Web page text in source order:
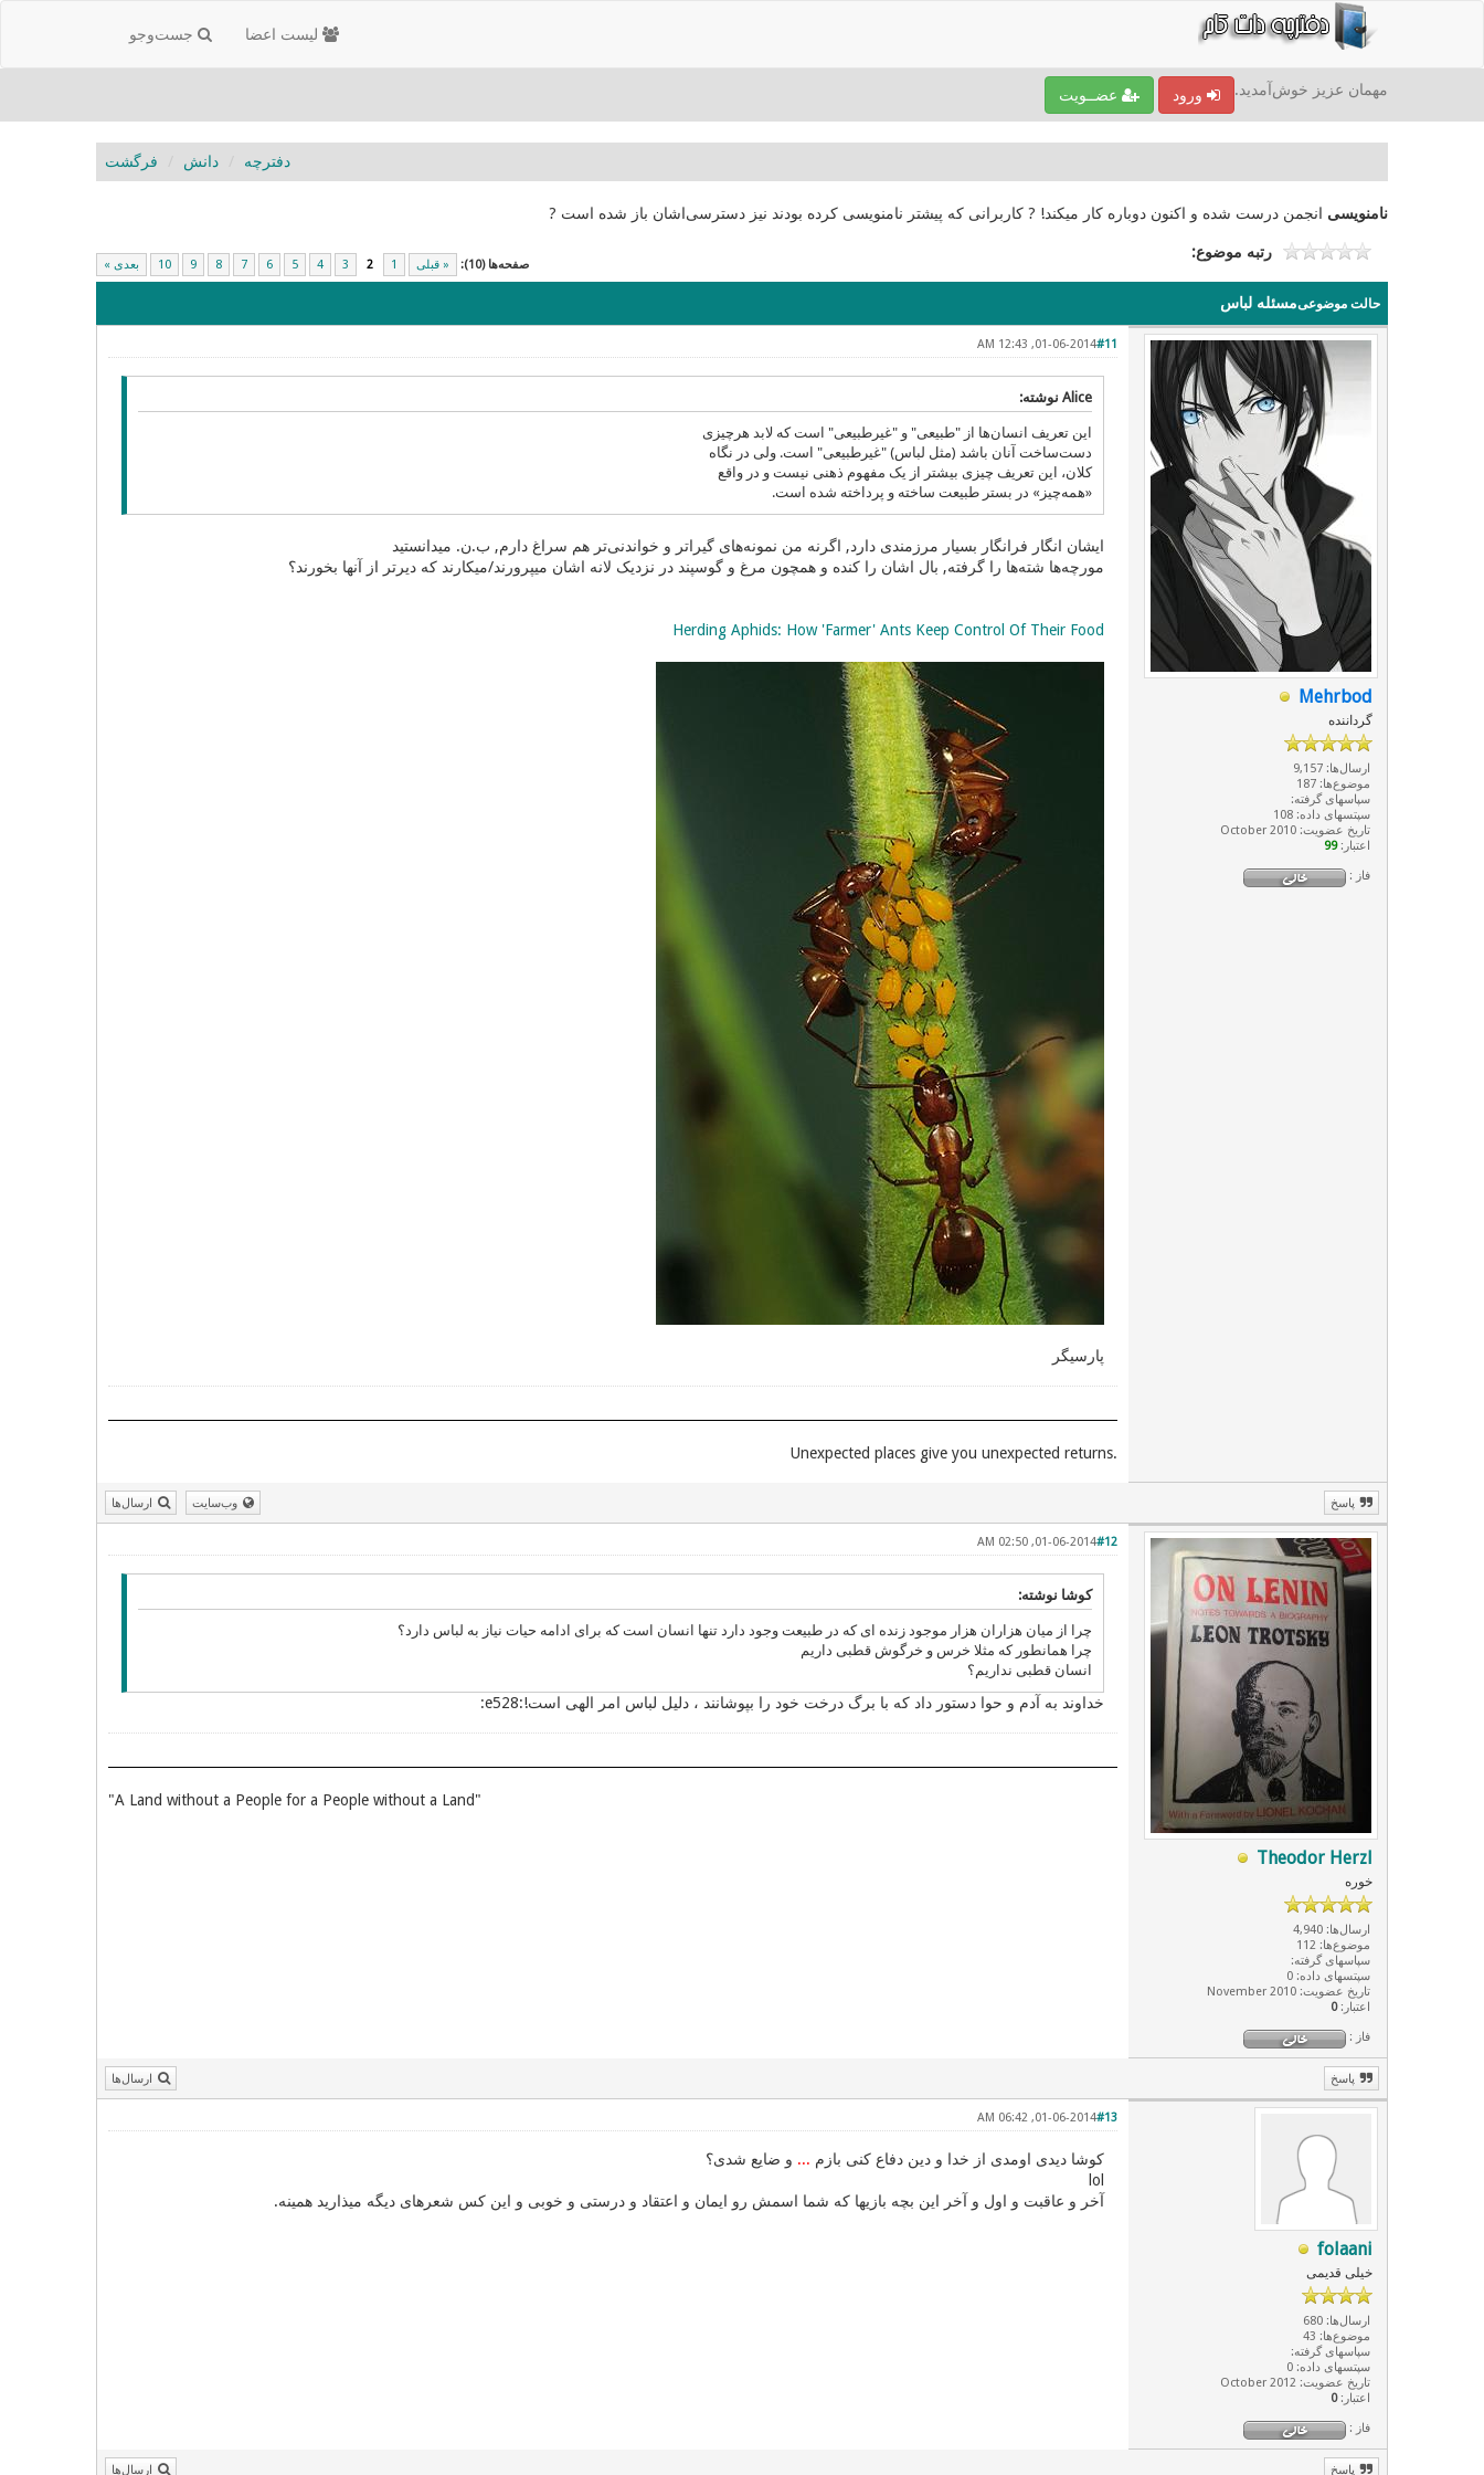
جست‌و‌جو لیست اعضا
ورود عضــویت مهمان عزیز خوش‌آمدید.
دفترچه دانش فرگشت
نامنویسی انجمن درست شده و اکنون دوباره کار میکند! ? کاربرانی که پیشتر نامنویسی کرده بودند نیز دسترسی‌اشان باز شده است ?
صفحه‌ها (10): « قبلی 1
2
3
4
5
6
7
8
9
10 بعدی »
رتبه موضوع:
حالت موضوعیمسئله لباس
Mehrbod
گرداننده
ارسال‌ها: 9,157
موضوع‌ها: 187
سپاسهای گرفته:
سپتسهای داده: 108
تاریخ عضویت: October 2010
اعتبار:99
فاز :
#11
01-06-2014, 12:43 AM
Alice نوشته:
این تعریف انسان‌ها از "طبیعی" و "غیرطبیعی" است که لابد هرچیزی
دست‌ساخت آنان باشد (مثل لباس) "غیرطبیعی" است. ولی در نگاه
کلان، این تعریف چیزی بیشتر از یک مفهوم ذهنی نیست و در واقع
«همه‌چیز» در بستر طبیعت ساخته و پرداخته شده است.
ایشان انگار فرانگار بسیار مرزمندی دارد, اگرنه من نمونه‌های گیراتر و خواندنی‌تر هم سراغ دارم, ب.ن. میدانستید
مورچه‌ها شته‌ها را گرفته, بال اشان را کنده و همچون مرغ و گوسپند در نزدیک لانه اشان میپرورند/میکارند که دیرتر از آنها بخورند؟
Herding Aphids: How 'Farmer' Ants Keep Control Of Their Food
پارسیگر
.Unexpected places give you unexpected returns
وب‌سایت ارسال‌ها پاسخ
Theodor Herzl
خوره
ارسال‌ها: 4,940
موضوع‌ها: 112
سپاسهای گرفته:
سپتسهای داده: 0
تاریخ عضویت: November 2010
اعتبار:0
فاز :
#12
01-06-2014, 02:50 AM
کوشا نوشته:
چرا از میان هزاران هزار موجود زنده ای که در طبیعت وجود دارد تنها انسان است که برای ادامه حیات نیاز به لباس دارد؟
چرا همانطور که مثلا خرس و خرگوش قطبی داریم
انسان قطبی نداریم؟
خداوند به آدم و حوا دستور داد که با برگ درخت خود را بپوشانند ، دلیل لباس امر الهی است!:e528:
"A Land without a People for a People without a Land"
ارسال‌ها پاسخ
folaani
خیلی قدیمی
ارسال‌ها: 680
موضوع‌ها: 43
سپاسهای گرفته:
سپتسهای داده: 0
تاریخ عضویت: October 2012
اعتبار:0
فاز :
#13
01-06-2014, 06:42 AM
کوشا دیدی اومدی از خدا و دین دفاع کنی بازم ... و ضایع شدی؟
lol
آخر و عاقبت و اول و آخر این بچه بازیها که شما اسمش رو ایمان و اعتقاد و درستی و خوبی و این کس شعرهای دیگه میذارید همینه.
ارسال‌ها پاسخ